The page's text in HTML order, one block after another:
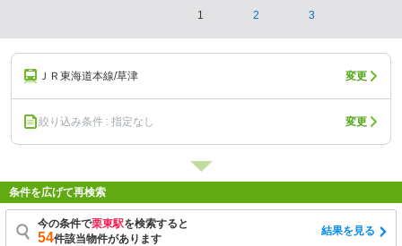
1 2 3
ＪＲ東海道本線/草津 変更
絞り込み条件 : 指定なし 変更
条件を広げて再検索
今の条件で栗東駅を検索すると
54件該当物件があります
結果を見る